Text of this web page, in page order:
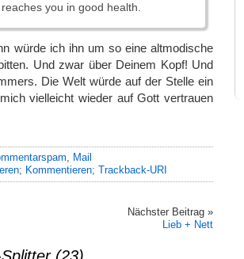
you in good health.
würde ich ihn um so eine altmodische
Und zwar über Deinem Kopf! Und
Die Welt würde auf der Stelle ein
vielleicht wieder auf Gott vertrauen
, Mail
; Kommentieren; Trackback-URI
Nächster Beitrag »
Lieb + Nett